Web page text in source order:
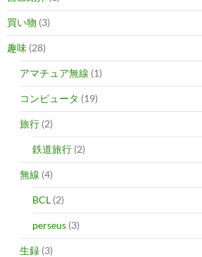
買い物 (3)
趣味 (28)
アマチュア無線 (1)
コンピュータ (19)
旅行 (2)
鉄道旅行 (2)
無線 (4)
BCL (2)
perseus (3)
生録 (3)